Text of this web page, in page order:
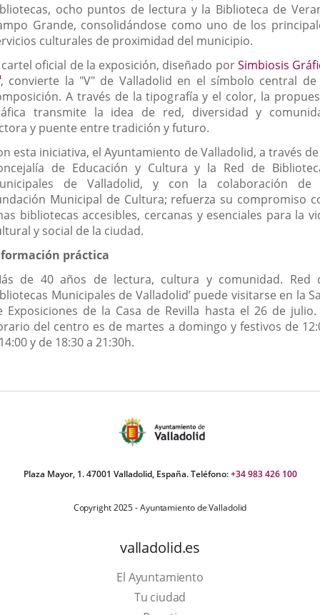
ocho puntos de lectura y la Biblioteca de
Grande, consolidándose como uno de los
culturales de proximidad del municipio.
cartel oficial de la exposición, diseñado porSimbiosis
Enlace
a
una
aplicación
, convierte la "V" de Valladolid en el símbolo central de
A través de la tipografía y el color, la
transmite la idea de red, diversidad y
y puente entre tradición y futuro.
esta iniciativa, el Ayuntamiento de Valladolid, a través
de Educación y Cultura y la Red de
de Valladolid, y con la colaboración de
Municipal de Cultura; refuerza su compromiso
bibliotecas accesibles, cercanas y esenciales para la
y social de la ciudad.
práctica
de 40 años de lectura, cultura y comunidad. Red
Municipales de Valladolid’ puede visitarse en la
Exposiciones de la Casa de Revilla hasta el 26 de julio.
del centro es de martes a domingo y festivos de
y de 18:30 a 21:30h.
Plaza Mayor, 1. 47001 Valladolid, España. Teléfono:+34 983 426 100
Copyright 2025 - Ayuntamiento de Valladolid
valladolid.es
El Ayuntamiento
Tu ciudad